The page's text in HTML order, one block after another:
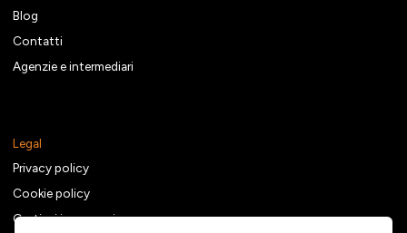
Blog
Contatti
Agenzie e intermediari
Legal
Privacy policy
Cookie policy
Gestisci i consensi